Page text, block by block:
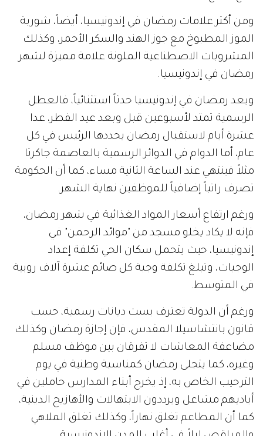
ومن أكثر علامات رمضان في إندونيسيا، أيضاً، شوربة
الموز المطبوخ مع جوز الهند والسكر الأحمر، وكذلك
المشروبات الاصطناعية الملونة علامة مميزة لشهر
رمضان في إندونيسيا.
ويعد رمضان في إندونيسيا حدثاً استثنائياً، فالعطل
الرسمية تمتد لأسبوعين قبل وبعد عيد الفطر، عدا
عشرة أيام لاستقبال رمضان يحددها الرئيس في كل
عام، أما الدوام في الدوائر الرسمية بالعاصمة جاكرتا
مثلاً فينتهي عند الساعة الثانية مساء، كما أن الحكومة
تصرف راتباً إضافياً للموظفين نهاية الشهر.
ورغم ارتفاع أسعار المواد الغذائية في شهر رمضان،
فإنه لا يكاد يخلو مسجد من "موائد الرحمن" في
إندونيسيا، حيث يتحمل سكان الحي تكلفة إعداد
الوجبات، وتبلغ تكلفة وجبة كل صائم عشرة آلاف روبية
في المتوسط.
ورغم أن الدولة تعترف بست ديانات رسمية، حسب
قانون بانتشاسيلا المقدس، فإن إجازة رمضان وكذلك
مضاعفة المعاشات لا تفرقان بين موظف مسلم
وغيره، كما يتجلى رمضان كمناسبة وطنية في يوم
الترحيب الخاص به، إذ يخرج أبناء المدارس حاملين في
أياديهم مشاعل ويرددون الابتهالات والأهازيج الدينية،
كما أن المطاعم تغلق نهاراً، وكذلك تغلق الملاهي